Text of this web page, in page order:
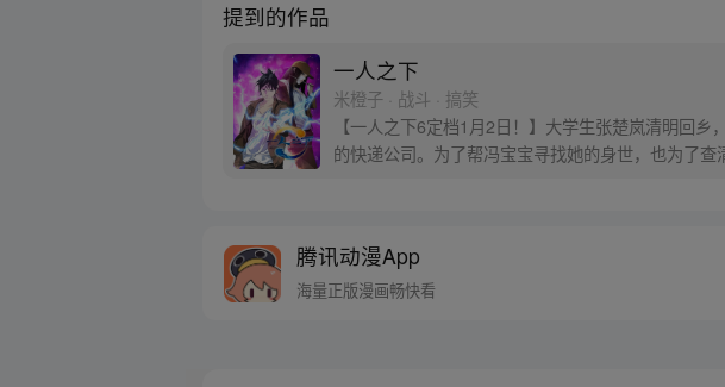
提到的作品
一人之下
米橙子 · 战斗 · 搞笑
【一人之下6定档1月2日！】大学生张楚岚清明回
的快递公司。为了帮冯宝宝寻找她的身世，也为了查
腾讯动漫App
海量正版漫画畅快看